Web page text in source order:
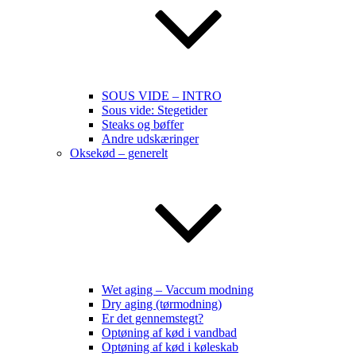
SOUS VIDE – INTRO
Sous vide: Stegetider
Steaks og bøffer
Andre udskæringer
Oksekød – generelt
Wet aging – Vaccum modning
Dry aging (tørmodning)
Er det gennemstegt?
Optøning af kød i vandbad
Optøning af kød i køleskab